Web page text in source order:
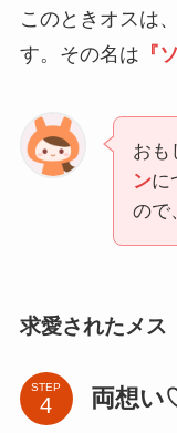
このときオスは、
す。その名は 『
おも
ンに
ので
求愛されたメス
STEP 両想